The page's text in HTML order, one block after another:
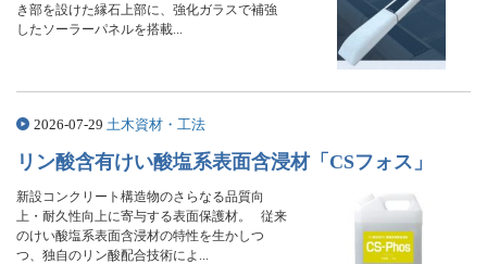
き部を設けた縁石上部に、強化ガラスで補強
したソーラーパネルを搭載...
2026-07-29 土木資材・工法
リン酸含有けい酸塩系表面含浸材「CSフォス」
新設コンクリート構造物のさらなる品質向
上・耐久性向上に寄与する表面保護材。 従来
のけい酸塩系表面含浸材の特性を生かしつ
つ、独自のリン酸配合技術によ...